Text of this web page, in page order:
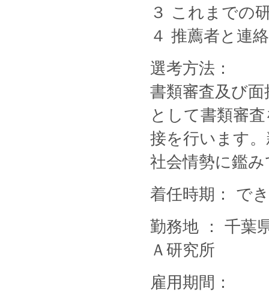
３ これまでの
４ 推薦者と連
選考方法：
書類審査及び
として書類審
接を行います
社会情勢に鑑
着任時期： で
勤務地 ： 千葉
Ａ研究所
雇用期間：